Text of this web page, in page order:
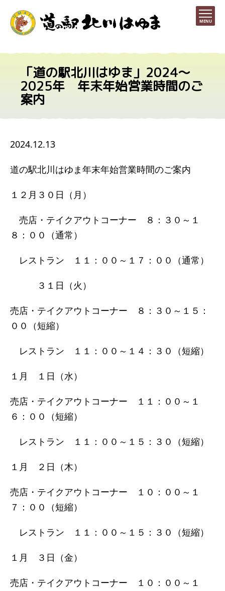
MENU
「道の駅北川はゆま」2024～
2025年 年末年始営業時間のご
案内
2024.12.13
道の駅北川はゆま年末年始営業時間のご案内
１２月３０日（月）
売店・テイクアウトコーナー ８：３０～１
８：００（通常）
レストラン １１：００～１７：００（通常）
３１日（火）
売店・テイクアウトコーナー ８：３０～１５：
００（短縮）
レストラン １１：００～１４：３０（短縮）
１月 １日（水）
売店・テイクアウトコーナー １１：００～１
６：００（短縮）
レストラン １１：００～１５：３０（短縮）
１月 ２日（木）
売店・テイクアウトコーナー １０：００～１
７：００（短縮）
レストラン １１：００～１５：３０（短縮）
１月 ３日（金）
売店・テイクアウトコーナー １０：００～１